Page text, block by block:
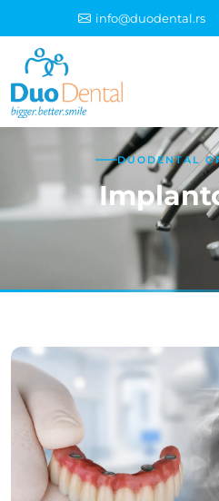
info@duodental.rs
DUODENTAL